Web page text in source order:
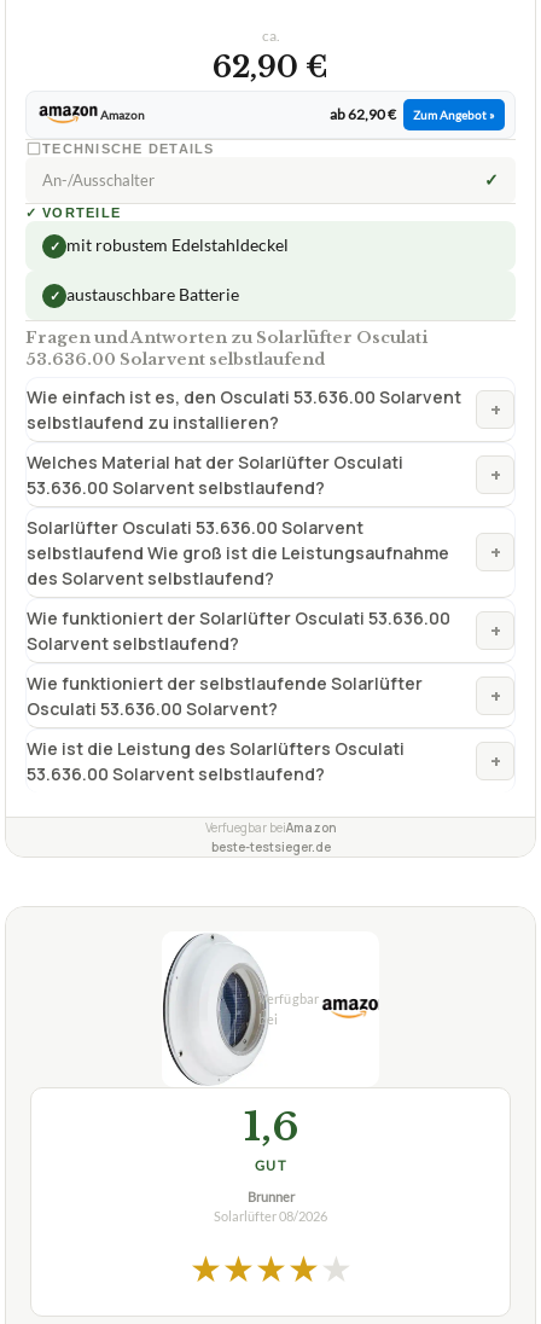
ca.
62,90 €
Amazon ab 62,90 € Zum Angebot »
TECHNISCHE DETAILS
An-/Ausschalter ✓
✓ VORTEILE
✓ mit robustem Edelstahldeckel
✓ austauschbare Batterie
Fragen und Antworten zu Solarlüfter Osculati
53.636.00 Solarvent selbstlaufend
Wie einfach ist es, den Osculati 53.636.00 Solarvent
selbstlaufend zu installieren?
+
Welches Material hat der Solarlüfter Osculati
53.636.00 Solarvent selbstlaufend?
+
Solarlüfter Osculati 53.636.00 Solarvent
selbstlaufend Wie groß ist die Leistungsaufnahme
des Solarvent selbstlaufend?
+
Wie funktioniert der Solarlüfter Osculati 53.636.00
Solarvent selbstlaufend?
+
Wie funktioniert der selbstlaufende Solarlüfter
Osculati 53.636.00 Solarvent?
+
Wie ist die Leistung des Solarlüfters Osculati
53.636.00 Solarvent selbstlaufend?
+
Verfuegbar beiAmazon
beste-testsieger.de
1,6
GUT
Brunner
Solarlüfter08/2026
★★★★★